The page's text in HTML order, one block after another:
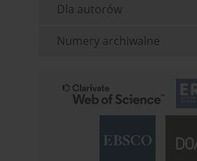
Dla autorów
Numery archiwalne